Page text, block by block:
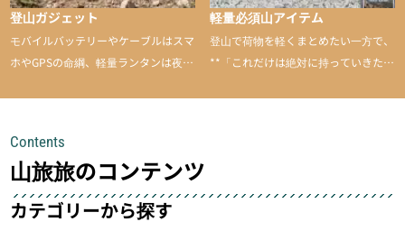
登山ガジェット
モバイルバッテリーやケーブルはスマ
ホやGPSの命綱、軽量ランタンは夜間
して安全にしてくれます
軽量必須山アイテム
登山で荷物を軽くまとめたい一方で、
**「これだけは絶対に持っていきた
Contents
山旅旅のコンテンツ
カテゴリーから探す